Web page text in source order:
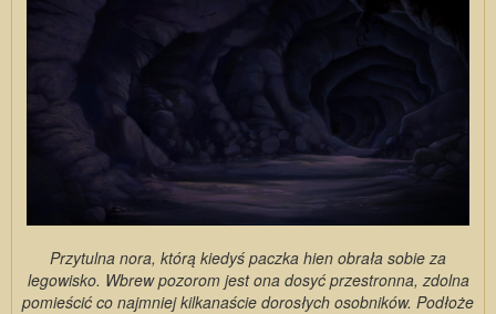
Przytulna nora, którą kiedyś paczka hien obrała sobie za
legowisko. Wbrew pozorom jest ona dosyć przestronna, zdolna
pomieścić co najmniej kilkanaście dorosłych osobników. Podłoże